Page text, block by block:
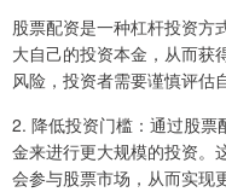
股票配资是一种杠杆投资方
大自己的投资本金，从而获
风险，投资者需要谨慎评估
2. 降低投资门槛：通过股票
金来进行更大规模的投资。
会参与股票市场，从而实现